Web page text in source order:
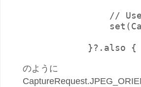
//
}?.also {
のように